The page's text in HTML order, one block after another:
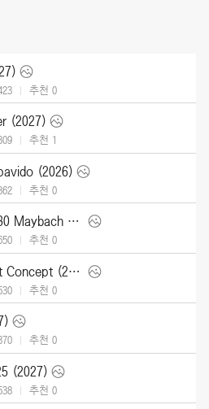
추천 0
(2027)
추천 1
(2026)
추천 0
메르세데스-벤츠 GLS 680 Maybach (2027)
추천 0
애스턴마틴 Dreadnought Concept (2026)
추천 0
추천 0
(2027)
추천 0